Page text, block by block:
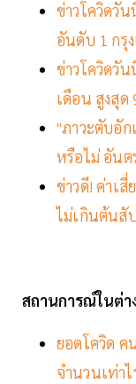
ข่าวโควิดวั
อันดับ 1 กรุ
ข่าวโควิดวั
เดือน สูงสุด
"ภาวะตับอัก
หรือไม่ อัน
ข่าวดี! ค่าเ
ไม่เกินต้นสั
สถานการณ์ในต่
ยอดโควิด ค
จำนวนเท่า